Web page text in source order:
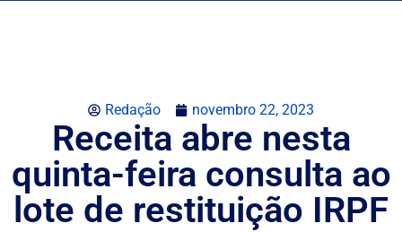
Redação novembro 22, 2023
Receita abre nesta
quinta-feira consulta ao
lote de restituição IRPF